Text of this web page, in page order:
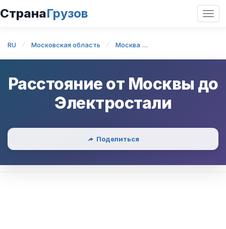
СтранаГрузов
RU Московская область Москва
Расстояние от Москвы до
Электростали
Поделиться